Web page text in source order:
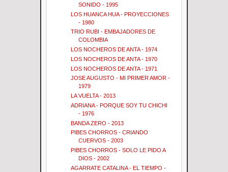
SONIDO - 1995
LOS HUANCA HUA - PROYECCIONES
- 1980
TRIO RUBI - EMBAJADORES DE
COLOMBIA
LOS NOCHEROS DE ANTA - 1974
LOS NOCHEROS DE ANTA - 1970
LOS NOCHEROS DE ANTA - 1971
JOSE AUGUSTO - MI PRIMER AMOR -
1979
LA VUELTA - 2013
ADRIANA - PORQUE SOY TU CHICHI
- 1976
BANDA ZERO - 2013
PIBES CHORROS - CRIANDO
CUERVOS - 2003
PIBES CHORROS - SOLO LE PIDO A
DIOS - 2002
AGARRATE CATALINA - EL TIEMPO -